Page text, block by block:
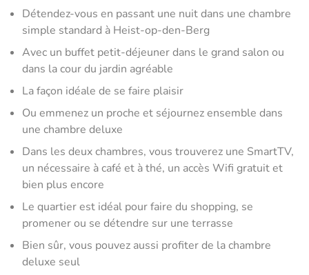
Détendez-vous en passant une nuit dans une chambre
simple standard à Heist-op-den-Berg
Avec un buffet petit-déjeuner dans le grand salon ou
dans la cour du jardin agréable
La façon idéale de se faire plaisir
Ou emmenez un proche et séjournez ensemble dans
une chambre deluxe
Dans les deux chambres, vous trouverez une SmartTV,
un nécessaire à café et à thé, un accès Wifi gratuit et
bien plus encore
Le quartier est idéal pour faire du shopping, se
promener ou se détendre sur une terrasse
Bien sûr, vous pouvez aussi profiter de la chambre
deluxe seul